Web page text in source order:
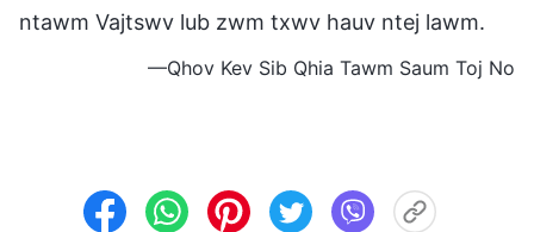
ntawm Vajtswv lub zwm txwv hauv ntej lawm.
—Qhov Kev Sib Qhia Tawm Saum Toj No